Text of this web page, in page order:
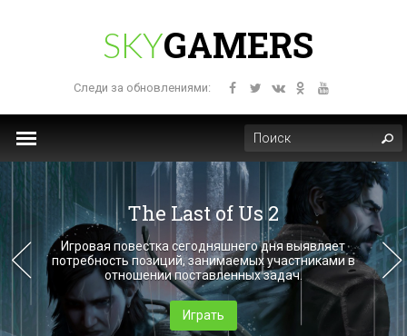
SKYGAMERS
Следи за обновлениями:
The Last of Us 2
Игровая повестка сегодняшнего дня выявляет
потребность позиций, занимаемых участниками в
отношении поставленных задач.
Играть